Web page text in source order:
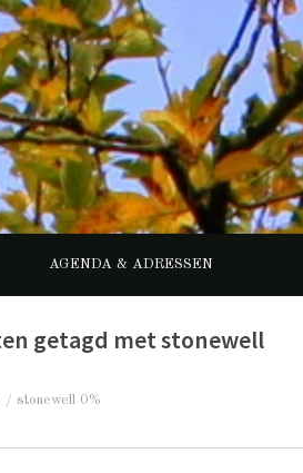
AGENDA & ADRESSEN
getagd met stonewell
/ stonewell 0%